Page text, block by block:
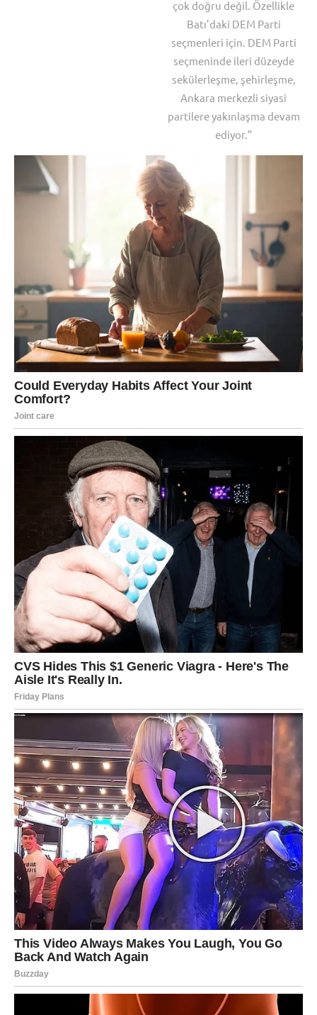
çok doğru değil. Özellikle
Batı’daki DEM Parti
seçmenleri için. DEM Parti
seçmeninde ileri düzeyde
sekülerleşme, şehirleşme,
Ankara merkezli siyasi
partilere yakınlaşma devam
ediyor.”